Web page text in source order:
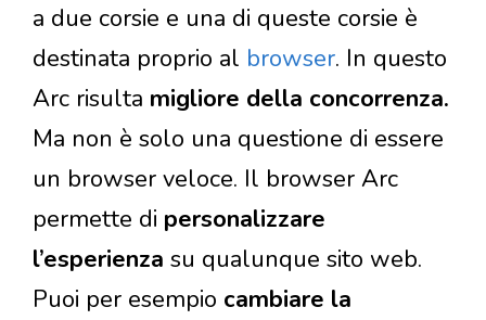
a due corsie e una di queste corsie è
destinata proprio al browser. In questo
Arc risulta migliore della concorrenza.
Ma non è solo una questione di essere
un browser veloce. Il browser Arc
permette di personalizzare
l’esperienza su qualunque sito web.
Puoi per esempio cambiare la